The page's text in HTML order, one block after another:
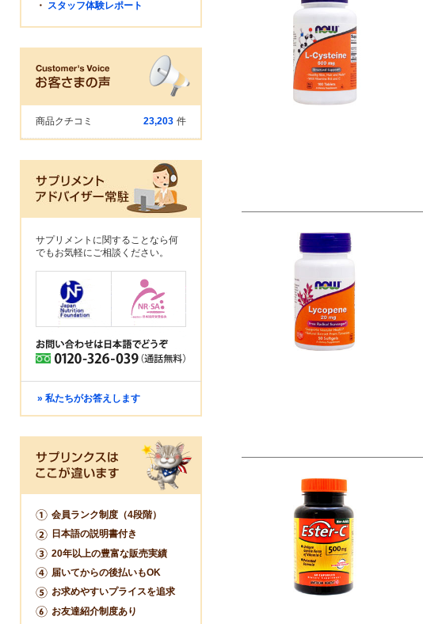
・ スタッフ体験レポート
商品クチコミ 23,203 件
サプリメントに関することなら何
でもお気軽にご相談ください。
» 私たちがお答えします
会員ランク制度（4段階）
日本語の説明書付き
20年以上の豊富な販売実績
届いてからの後払いもOK
お求めやすいプライスを追求
お友達紹介制度あり